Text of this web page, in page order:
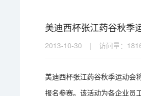
美迪西杯张江药谷秋季
2013-10-30 | 访问量：
美迪西杯张江药谷秋季运动会
报名参赛。该活动为各企业员